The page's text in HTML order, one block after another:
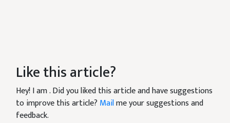
Like this article?
Hey! I am. Did you liked this article and have suggestions
to improve this article? Mailme your suggestions and
feedback.